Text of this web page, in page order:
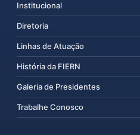
Institucional
Diretoria
Linhas de Atuação
História da FIERN
Galeria de Presidentes
Trabalhe Conosco